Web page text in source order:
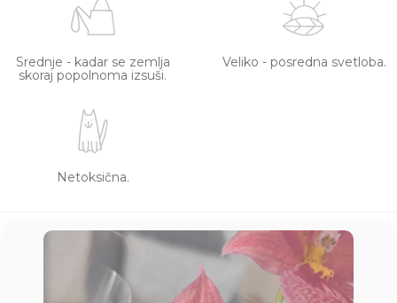
Srednje - kadar se zemlja
skoraj popolnoma izsuši.
Veliko - posredna svetloba.
Netoksična.